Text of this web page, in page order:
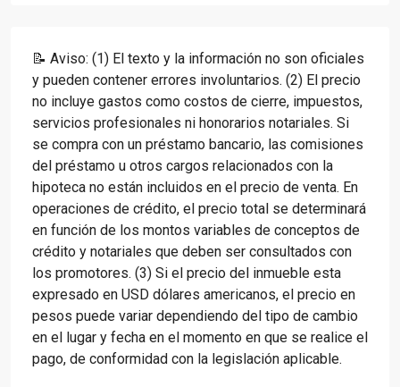
📝 Aviso: (1) El texto y la información no son oficiales
y pueden contener errores involuntarios. (2) El precio
no incluye gastos como costos de cierre, impuestos,
servicios profesionales ni honorarios notariales. Si
se compra con un préstamo bancario, las comisiones
del préstamo u otros cargos relacionados con la
hipoteca no están incluidos en el precio de venta. En
operaciones de crédito, el precio total se determinará
en función de los montos variables de conceptos de
crédito y notariales que deben ser consultados con
los promotores. (3) Si el precio del inmueble esta
expresado en USD dólares americanos, el precio en
pesos puede variar dependiendo del tipo de cambio
en el lugar y fecha en el momento en que se realice el
pago, de conformidad con la legislación aplicable.